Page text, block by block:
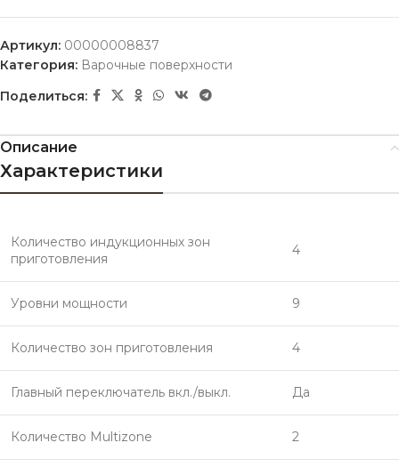
Артикул: 00000008837
Категория: Варочные поверхности
Поделиться:
Описание
Характеристики
Количество индукционных зон
приготовления
4
Уровни мощности 9
Количество зон приготовления 4
Главный переключатель вкл./выкл. Да
Количество Multizone 2